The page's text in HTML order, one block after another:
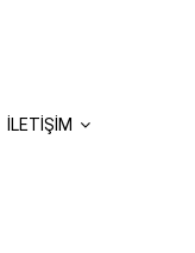
İLETİŞİM